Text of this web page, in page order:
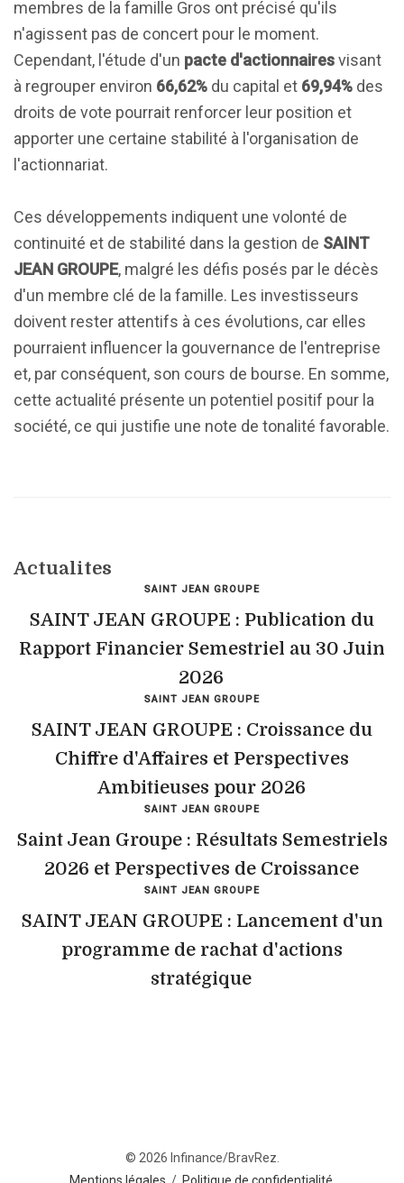
membres de la famille Gros ont précisé qu'ils
n'agissent pas de concert pour le moment.
Cependant, l'étude d'un pacte d'actionnairesvisant
à regrouper environ 66,62% du capital et 69,94% des
droits de vote pourrait renforcer leur position et
apporter une certaine stabilité à l'organisation de
l'actionnariat.
Ces développements indiquent une volonté de
continuité et de stabilité dans la gestion de SAINT
JEAN GROUPE, malgré les défis posés par le décès
d'un membre clé de la famille. Les investisseurs
doivent rester attentifs à ces évolutions, car elles
pourraient influencer la gouvernance de l'entreprise
et, par conséquent, son cours de bourse. En somme,
cette actualité présente un potentiel positif pour la
société, ce qui justifie une note de tonalité favorable.
Actualites
SAINT JEAN GROUPE
SAINT JEAN GROUPE : Publication du
Rapport Financier Semestriel au 30 Juin
2026
SAINT JEAN GROUPE
SAINT JEAN GROUPE : Croissance du
Chiffre d'Affaires et Perspectives
Ambitieuses pour 2026
SAINT JEAN GROUPE
Saint Jean Groupe : Résultats Semestriels
2026 et Perspectives de Croissance
SAINT JEAN GROUPE
SAINT JEAN GROUPE : Lancement d'un
programme de rachat d'actions
stratégique
© 2026 Infinance/BravRez.